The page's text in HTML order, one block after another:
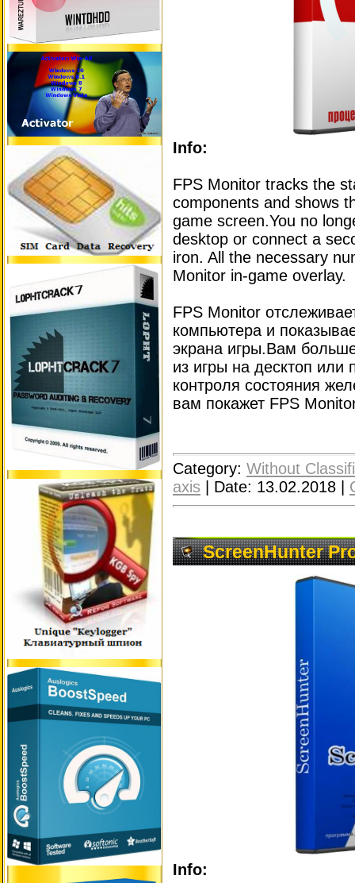
Info:
FPS Monitor tracks the
components and shows
game screen.You no
desktop or connect a
iron. All the necessary
Monitor in-game overlay.
FPS Monitor
компьютера и
экрана игры.Вам
из игры на десктоп или
контроля состояния
вам покажет FPS
Category: Without
axis
Date: 13.02.2018
ScreenHunter
Info: